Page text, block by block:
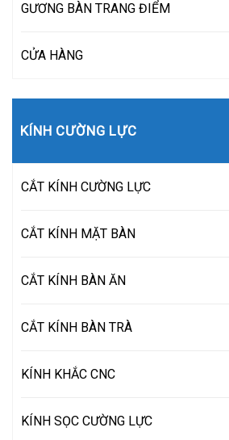
GƯƠNG BÀN TRANG ĐIỂM
CỬA HÀNG
KÍNH CƯỜNG LỰC
CẮT KÍNH CƯỜNG LỰC
CẮT KÍNH MẶT BÀN
CẮT KÍNH BÀN ĂN
CẮT KÍNH BÀN TRÀ
KÍNH KHẮC CNC
KÍNH SỌC CƯỜNG LỰC